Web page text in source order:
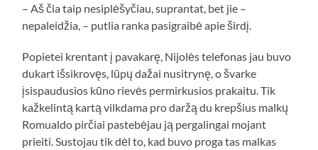
– Aš čia taip nesiplėšyčiau, suprantat, bet jie –
nepaleidžia, – putlia ranka pasigraibė apie širdį.
Popietei krentant į pavakarę, Nijolės telefonas jau buvo
dukart išsikrovęs, lūpų dažai nusitrynę, o švarke
įsispaudusios kūno rievės permirkusios prakaitu. Tik
kažkelintą kartą vilkdama pro daržą du krepšius malkų
Romualdo pirčiai pastebėjau ją pergalingai mojant
prieiti. Sustojau tik dėl to, kad buvo proga tas malkas